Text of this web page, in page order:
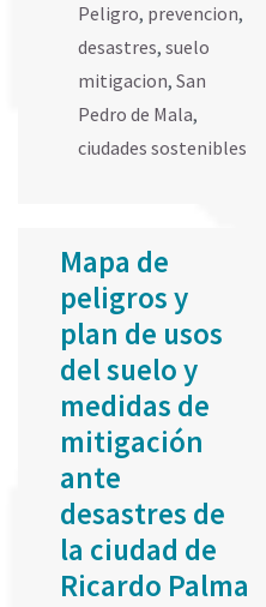
Peligro, prevencion,
desastres, suelo
mitigacion, San
Pedro de Mala,
ciudades sostenibles
Mapa de
peligros y
plan de usos
del suelo y
medidas de
mitigación
ante
desastres de
la ciudad de
Ricardo Palma